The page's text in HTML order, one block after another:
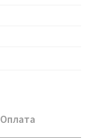
Оплата